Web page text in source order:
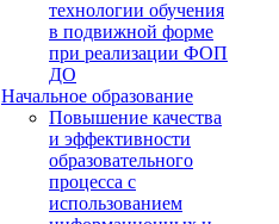
технологии обучения
в подвижной форме
при реализации ФОП
ДО
Начальное образование
Повышение качества
и эффективности
образовательного
процесса с
использованием